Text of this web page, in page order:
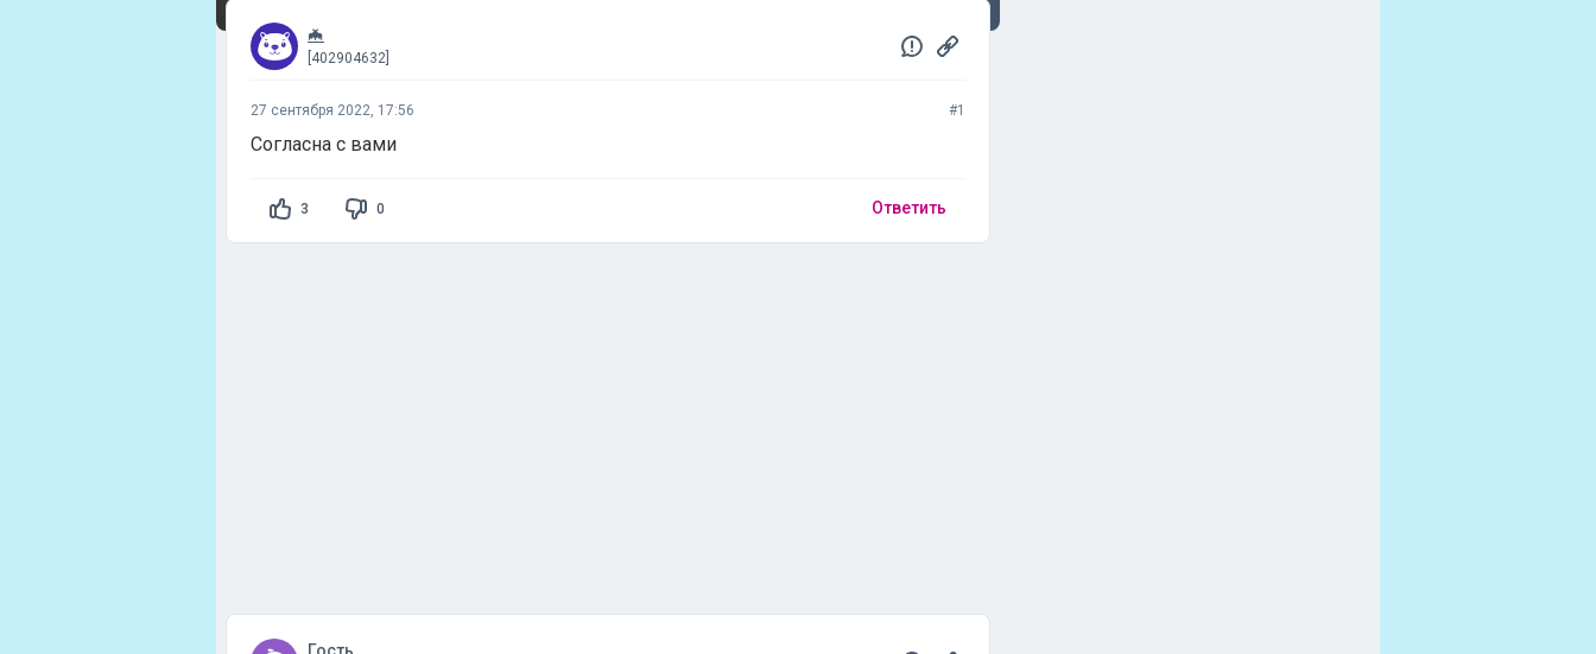
🦇
[402904632]
27 сентября 2022, 17:56 #1
Согласна с вами
3 0 Ответить